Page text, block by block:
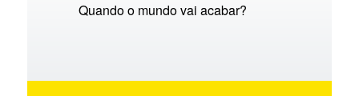
Quando o mundo vai acabar?